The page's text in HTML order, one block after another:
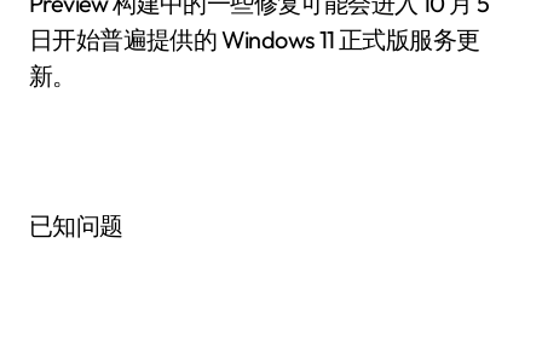
日开始普遍提供的 Windows 11 正式版服务更
新。
已知问题